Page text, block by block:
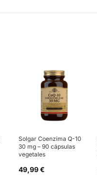
Solgar Coenzima Q-10
30 mg – 90 cápsulas
vegetales
49,99 €